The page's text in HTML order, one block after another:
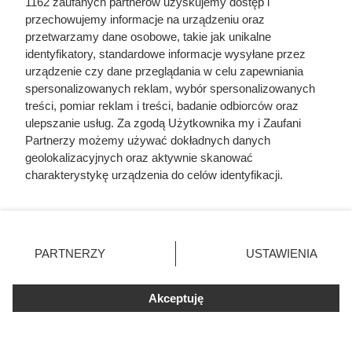
je włączyć do menu.
Biedronka daje 5 produktów
gratis. Do tego rabaty sięgają 90%
przechowujemy informacje na urządzeniu oraz
przetwarzamy dane osobowe, takie jak unikalne
identyfikatory, standardowe informacje wysyłane przez
urządzenie czy dane przeglądania w celu zapewniania
spersonalizowanych reklam, wybór spersonalizowanych
treści, pomiar reklam i treści, badanie odbiorców oraz
ulepszanie usług. Za zgodą Użytkownika my i Zaufani
Partnerzy możemy używać dokładnych danych
geolokalizacyjnych oraz aktywnie skanować
charakterystykę urządzenia do celów identyfikacji.
zmienić/wycofać klikając przycisk ustawień prywatności
znajdujący się w lewym dolnym rogu strony
rodzaje przetwarzania danych nie wymagają zgody
użytkownika, ale masz prawo sprzeciwić się takiemu
przetwarzaniu. Preferencje będą miały zastosowania tylko
PARTNERZY USTAWIENIA
Akceptuję